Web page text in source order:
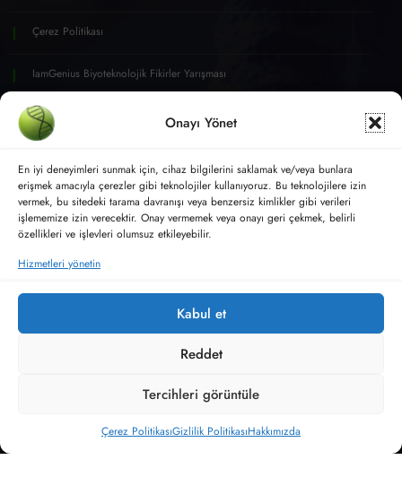
Onayı Yönet
En iyi deneyimleri sunmak için, cihaz bilgilerini saklamak ve/veya bunlara
erişmek amacıyla çerezler gibi teknolojiler kullanıyoruz. Bu teknolojilere izin
vermek, bu sitedeki tarama davranışı veya benzersiz kimlikler gibi verileri
işlememize izin verecektir. Onay vermemek veya onayı geri çekmek, belirli
özellikleri ve işlevleri olumsuz etkileyebilir.
Hizmetleri yönetin
Kabul et
Reddet
Tercihleri görüntüle
Çerez PolitikasıGizlilik PolitikasıHakkımızda
Çerez Politikası
IamGenius Biyoteknolojik Fikirler Yarışması
Moleküler Biyoloji ve Genetik
Instagram
YouTube
LinkedIn
X